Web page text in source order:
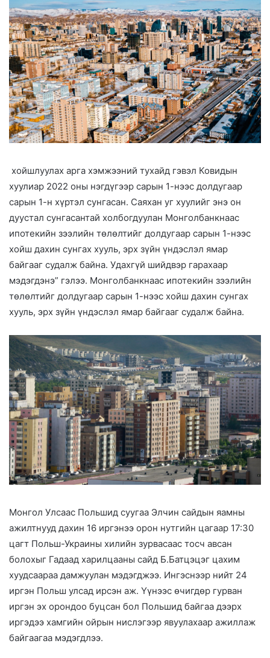
хойшлуулах арга хэмжээний тухайд гэвэл Ковидын
хуулиар 2022 оны нэгдүгээр сарын 1-нээс долдугаар
сарын 1-н хүртэл сунгасан. Саяхан уг хуулийг энэ он
дуустал сунгасантай холбогдуулан Монголбанкнаас
ипотекийн зээлийн төлөлтийг долдугаар сарын 1-нээс
хойш дахин сунгах хууль, эрх зүйн үндэслэл ямар
байгааг судалж байна. Удахгүй шийдвэр гарахаар
мэдэгдэнэ” гэлээ. Монголбанкнаас ипотекийн зээлийн
төлөлтийг долдугаар сарын 1-нээс хойш дахин сунгах
хууль, эрх зүйн үндэслэл ямар байгааг судалж байна.
Монгол Улсаас Польшид суугаа Элчин сайдын яамны
ажилтнууд дахин 16 иргэнээ орон нутгийн цагаар 17:30
цагт Польш-Украины хилийн зурвасаас тосч авсан
болохыг Гадаад харилцааны сайд Б.Батцэцэг цахим
хуудсаараа дамжуулан мэдэгджээ. Ингэснээр нийт 24
иргэн Польш улсад ирсэн аж. Үүнээс өчигдөр гурван
иргэн эх орондоо буцсан бол Польшид байгаа дээрх
иргэдээ хамгийн ойрын нислэгээр явуулахаар ажиллаж
байгаагаа мэдэгдлээ.